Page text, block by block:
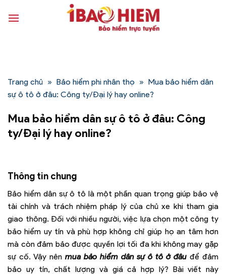
qua
Trang chủ » Bảo hiểm phi nhân thọ » Mua bảo hiểm dân
sự ô tô ở đâu: Công ty/Đại lý hay online?
Mua bảo hiểm dân sự ô tô ở đâu: Công
ty/Đại lý hay online?
Thông tin chung
Bảo hiểm dân sự ô tô là một phần quan trọng giúp bảo vệ
tài chính và trách nhiệm pháp lý của chủ xe khi tham gia
giao thông. Đối với nhiều người, việc lựa chọn một công ty
bảo hiểm uy tín và phù hợp không chỉ giúp họ an tâm hơn
mà còn đảm bảo được quyền lợi tối đa khi không may gặp
sự cố. Vậy nên mua bảo hiểm dân sự ô tô ở đâu để đảm
bảo uy tín, chất lượng và giá cả hợp lý? Bài viết này